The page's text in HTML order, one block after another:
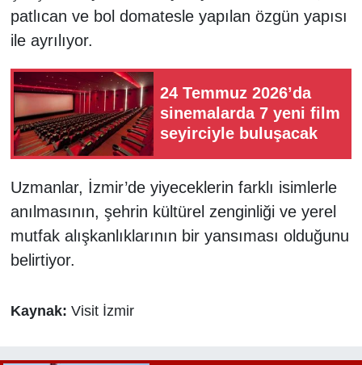
patlıcan ve bol domatesle yapılan özgün yapısı
ile ayrılıyor.
24 Temmuz 2026’da
sinemalarda 7 yeni film
seyirciyle buluşacak
Uzmanlar, İzmir’de yiyeceklerin farklı isimlerle
anılmasının, şehrin kültürel zenginliği ve yerel
mutfak alışkanlıklarının bir yansıması olduğunu
belirtiyor.
Kaynak: Visit İzmir